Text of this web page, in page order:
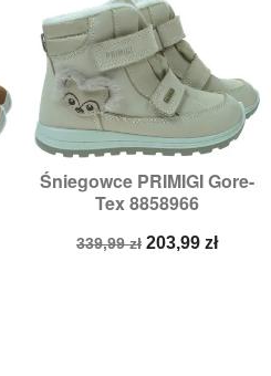
Śniegowce PRIMIGI Gore-
Tex 8858966
Cena
339,99 zł Cena
203,99 zł